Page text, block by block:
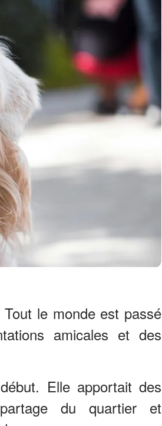
le monde est passé
amicales et des
Elle apportait des
du quartier et